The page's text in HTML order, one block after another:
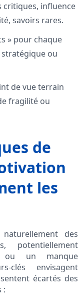
critiques, influence
savoirs rares.
» pour chaque
ou
de vue terrain
fragilité ou
de
les
des
potentiellement
ou un manque
clés envisagent
écartés des
: